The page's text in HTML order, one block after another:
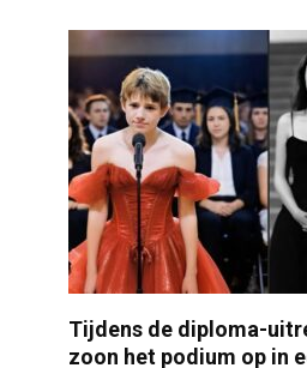
Tijdens de diploma-
zoon het podium op in